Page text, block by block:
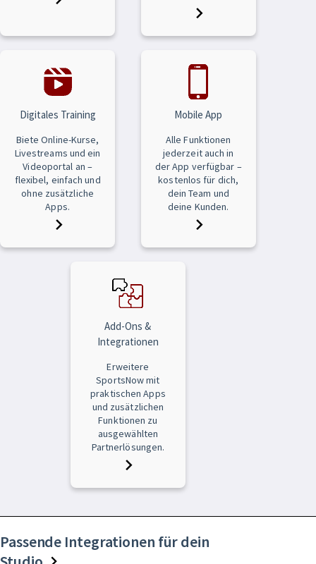
Digitales Training
Biete Online-Kurse,
Livestreams und ein
Videoportal an –
flexibel, einfach und
ohne zusätzliche
Apps.
Mobile App
Alle Funktionen
jederzeit auch in
der App verfügbar –
kostenlos für dich,
dein Team und
deine Kunden.
Add-Ons &
Integrationen
Erweitere
SportsNow mit
praktischen Apps
und zusätzlichen
Funktionen zu
ausgewählten
Partnerlösungen.
Passende Integrationen für dein